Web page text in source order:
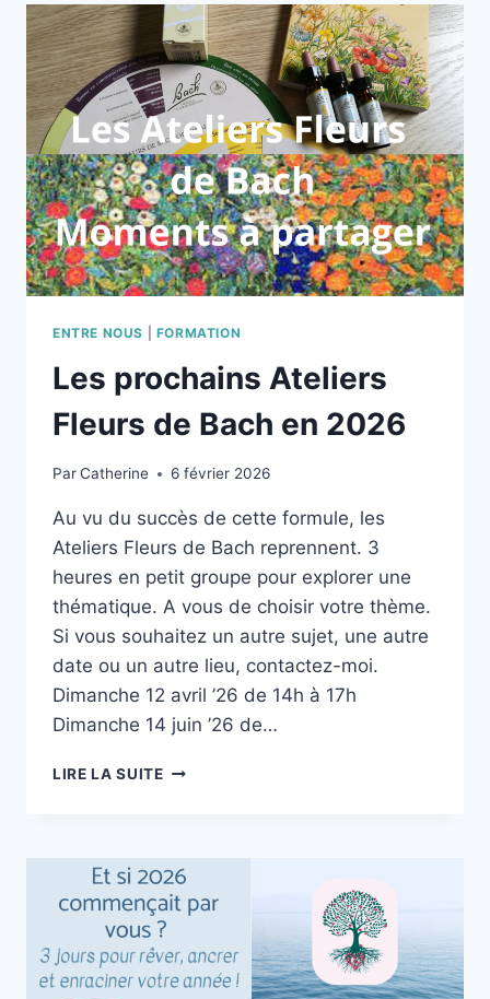
ATELIER
FLEURS
DE
BACH
DU
12
AVRIL
2026
ENTRE NOUS FORMATION
Les prochains Ateliers
Fleurs de Bach en 2026
ParCatherine 6 février 2026
Au vu du succès de cette formule, les
Ateliers Fleurs de Bach reprennent. 3
heures en petit groupe pour explorer une
thématique. A vous de choisir votre thème.
Si vous souhaitez un autre sujet, une autre
date ou un autre lieu, contactez-moi.
Dimanche 12 avril ’26 de 14h à 17h
Dimanche 14 juin ’26 de…
LIRE LA SUITE LES
DE
BACH
EN
2026